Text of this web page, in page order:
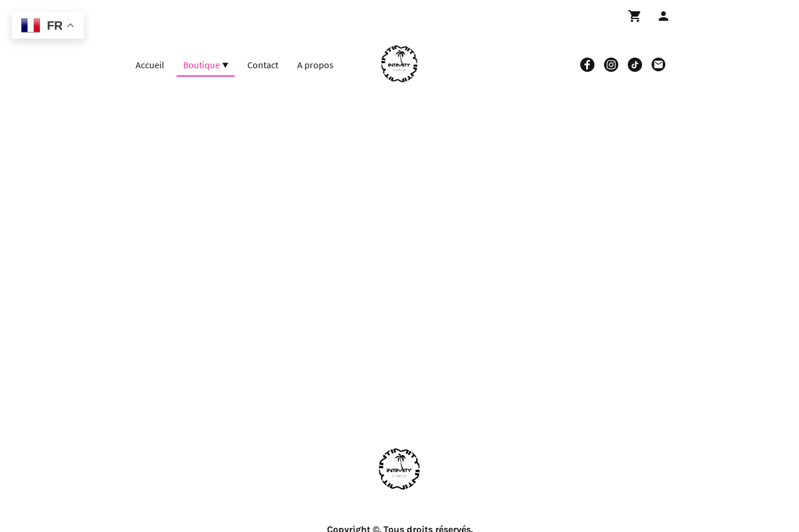
Accueil Boutique Contact A propos
Copyright ©. Tous droits réservés.
FR